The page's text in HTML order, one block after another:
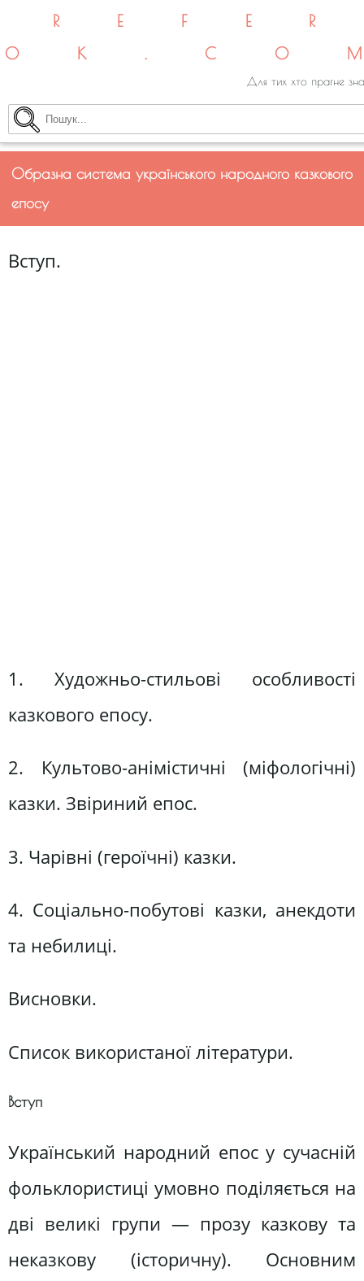
Для тих хто прагне
Образна система українського народного казкового
епосу
Вступ.
1. Художньо-стильові особливості
казкового епосу.
2. Культово-анімістичні (міфологічні)
казки. Звіриний епос.
3. Чарівні (героїчні) казки.
4. Соціально-побутові казки, анекдоти
та небилиці.
Висновки.
Список використаної літератури.
Вступ
Український народний епос у сучасній
фольклористиці умовно поділяється на
дві великі групи — прозу казкову та
неказкову (історичну). Основним